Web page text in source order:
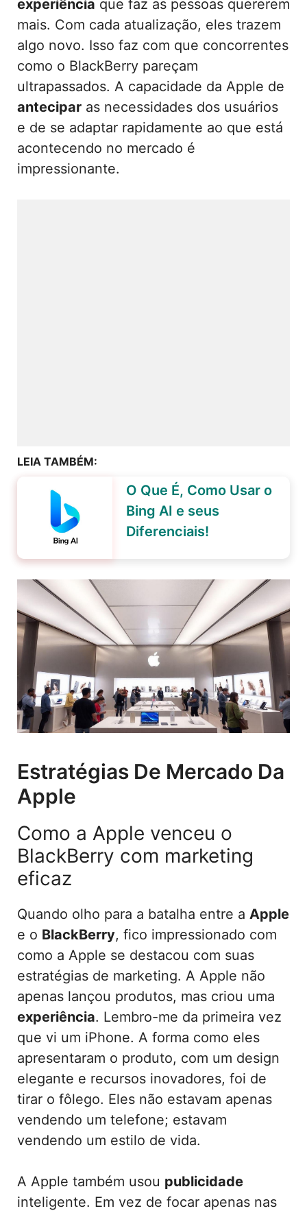
experiência que faz as pessoas quererem
mais. Com cada atualização, eles trazem
algo novo. Isso faz com que concorrentes
como o BlackBerry pareçam
ultrapassados. A capacidade da Apple de
antecipar as necessidades dos usuários
e de se adaptar rapidamente ao que está
acontecendo no mercado é
impressionante.
LEIA TAMBÉM:
O Que É, Como Usar o
Bing AI e seus
Diferenciais!
Estratégias De Mercado Da
Apple
Como a Apple venceu o
BlackBerry com marketing
eficaz
Quando olho para a batalha entre a Apple
e o BlackBerry, fico impressionado com
como a Apple se destacou com suas
estratégias de marketing. A Apple não
apenas lançou produtos, mas criou uma
experiência. Lembro-me da primeira vez
que vi um iPhone. A forma como eles
apresentaram o produto, com um design
elegante e recursos inovadores, foi de
tirar o fôlego. Eles não estavam apenas
vendendo um telefone; estavam
vendendo um estilo de vida.
A Apple também usou publicidade
inteligente. Em vez de focar apenas nas